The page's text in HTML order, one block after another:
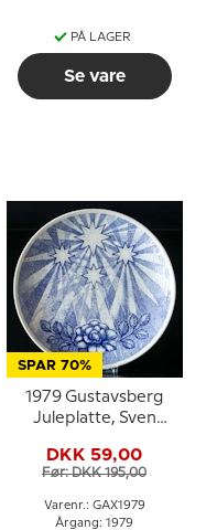
PÅ LAGER
Se vare
SPAR 70%
1979 Gustavsberg
Juleplatte, Sven
DKK 59,00
Før: DKK 195,00
Varenr.: GAX1979
Årgang: 1979